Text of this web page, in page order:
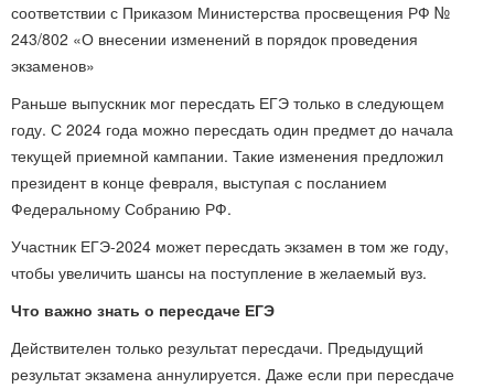
соответствии с Приказом Министерства просвещения РФ №
243/802 «О внесении изменений в порядок проведения
экзаменов»
Раньше выпускник мог пересдать ЕГЭ только в следующем
году. С 2024 года можно пересдать один предмет до начала
текущей приемной кампании. Такие изменения предложил
президент в конце февраля, выступая с посланием
Федеральному Собранию РФ.
Участник ЕГЭ-2024 может пересдать экзамен в том же году,
чтобы увеличить шансы на поступление в желаемый вуз.
Что важно знать о пересдаче ЕГЭ
Действителен только результат пересдачи. Предыдущий
результат экзамена аннулируется. Даже если при пересдаче